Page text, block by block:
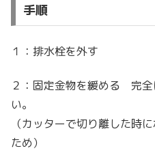
手順
１：排水栓を外す
２：固定金物を緩める 完全
い
（カッターで切り離した時
ため）